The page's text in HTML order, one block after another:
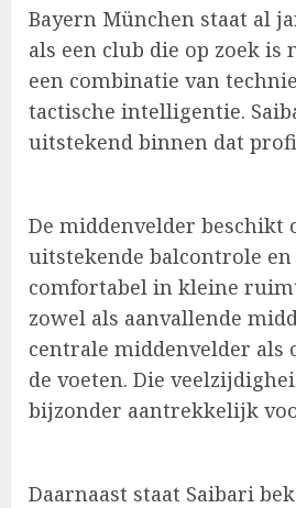
Bayern München staat al
als een club die op zoek is
een combinatie van
tactische intelligentie.
uitstekend binnen dat
De middenvelder beschikt
uitstekende balcontrole
comfortabel in kleine
zowel als aanvallende
centrale middenvelder als
de voeten. Die
bijzonder aantrekkelijk
Daarnaast staat Saibari